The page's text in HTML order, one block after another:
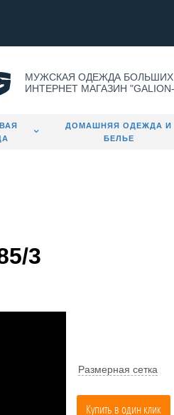
МУЖСКАЯ ОДЕЖДА БОЛЬШИХ
ИНТЕРНЕТ МАГАЗИН "GALION-
ДОМАШНЯЯ ОДЕЖДА И
БЕЛЬЕ
3
Размерная сетка
Купить в один клик